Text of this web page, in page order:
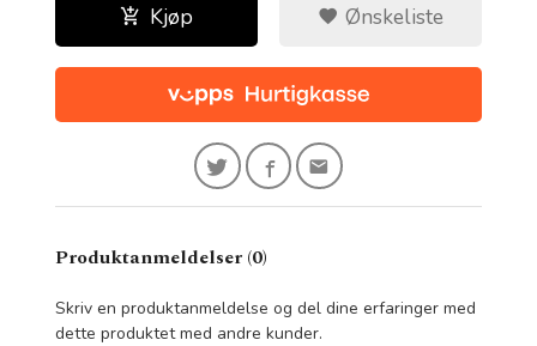
Kjøp Ønskeliste
Produktanmeldelser (0)
Skriv en produktanmeldelse og del dine erfaringer med
dette produktet med andre kunder.